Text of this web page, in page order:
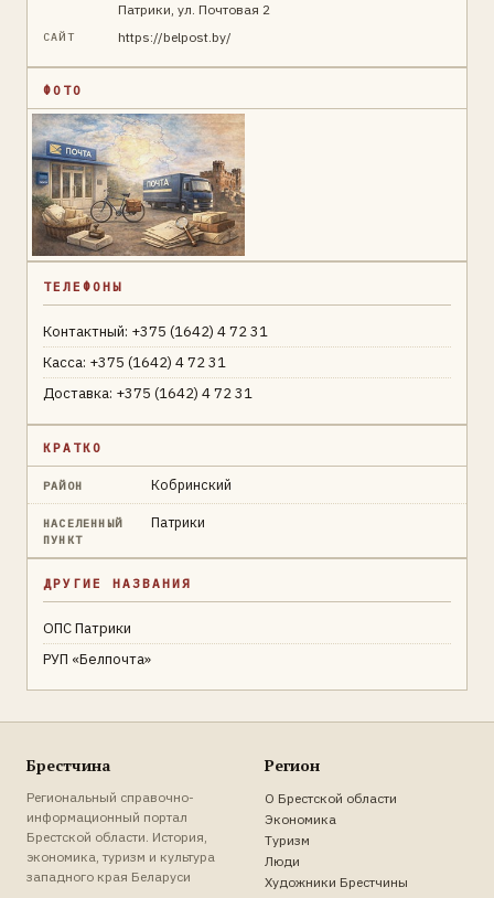
Патрики, ул. Почтовая 2
САЙТ https://belpost.by/
ФОТО
ТЕЛЕФОНЫ
Контактный: +375 (1642) 4 72 31
Касса: +375 (1642) 4 72 31
Доставка: +375 (1642) 4 72 31
КРАТКО
РАЙОН Кобринский
НАСЕЛЕННЫЙ
ПУНКТ
Патрики
ДРУГИЕ НАЗВАНИЯ
ОПС Патрики
РУП «Белпочта»
Брестчина
Региональный справочно-
информационный портал
Брестской области. История,
экономика, туризм и культура
западного края Беларуси
Регион
О Брестской области
Экономика
Туризм
Люди
Художники Брестчины